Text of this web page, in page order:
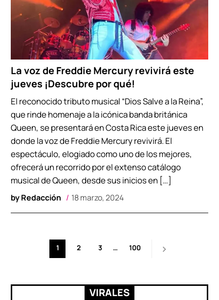
La voz de Freddie Mercury revivirá este
jueves ¡Descubre por qué!
byRedacción 18 marzo, 2024
El reconocido tributo musical “Dios Salve a la Reina”,
que rinde homenaje a la icónica banda británica
Queen, se presentará en Costa Rica este jueves en
donde la voz de Freddie Mercury revivirá. El
espectáculo, elogiado como uno de los mejores,
ofrecerá un recorrido por el extenso catálogo
musical de Queen, desde sus inicios en […]
Paginación
1 2 3 … 100
VIRALES